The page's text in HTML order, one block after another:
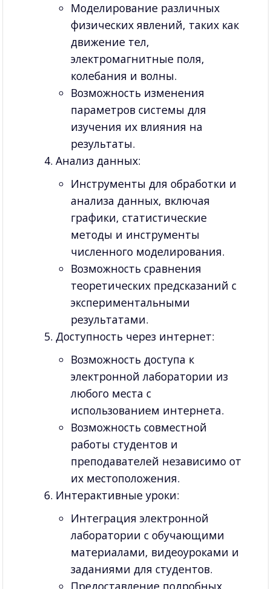
Моделирование различных
физических явлений, таких как
движение тел,
электромагнитные поля,
колебания и волны.
Возможность изменения
параметров системы для
изучения их влияния на
результаты.
Анализ данных:
Инструменты для обработки и
анализа данных, включая
графики, статистические
методы и инструменты
численного моделирования.
Возможность сравнения
теоретических предсказаний с
экспериментальными
результатами.
Доступность через интернет:
Возможность доступа к
электронной лаборатории из
любого места с
использованием интернета.
Возможность совместной
работы студентов и
преподавателей независимо от
их местоположения.
Интерактивные уроки:
Интеграция электронной
лаборатории с обучающими
материалами, видеоуроками и
заданиями для студентов.